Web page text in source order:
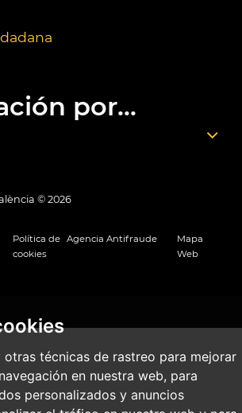
otras técnicas de rastreo para mejorar
en nuestra web, para
personalizados y anuncios
por...
© 2026
Política de
cookies
Agencia Antifraude
Mapa
Web